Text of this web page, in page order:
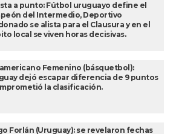
a punto: Fútbol uruguayo define el
del Intermedio, Deportivo
se alista para el Clausura y en el
local se viven horas decisivas.
Femenino (básquetbol):
dejó escapar diferencia de 9 puntos
la clasificación.
Forlán (Uruguay): se revelaron fechas